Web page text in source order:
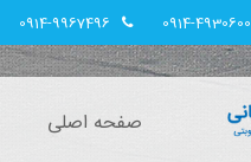
0914-4930600
0914-9967496
صفحه اصلی